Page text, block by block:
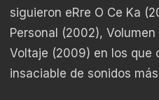
siguieron eRre O Ce Ka
Personal (2002),
Voltaje (2009) en los que
insaciable de sonidos